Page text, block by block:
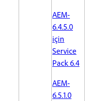
AEM-
6.4.5.0
için
Service
Pack 6.4
AEM-
6.5.1.0